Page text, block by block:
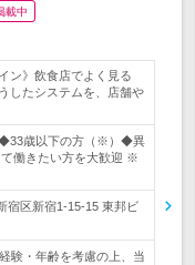
載中
ン》飲食店でよく見る
したシステムを、店舗や
◆33歳以下の方（※）◆異
働きたい方を大歓迎 ※
宿区新宿1-15-15 東邦ビ
験・年齢を考慮の上、当